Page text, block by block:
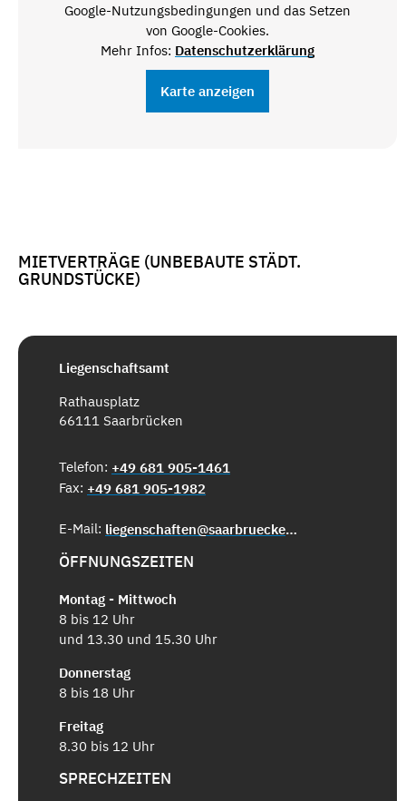
Google-Nutzungsbedingungen und das Setzen
von Google-Cookies.
Mehr Infos: Datenschutzerklärung
Karte anzeigen
MIETVERTRÄGE (UNBEBAUTE STÄDT.
GRUNDSTÜCKE)
Liegenschaftsamt
Rathausplatz
66111 Saarbrücken
Telefon: +49 681 905-1461
Fax: +49 681 905-1982
E-Mail: liegenschaften@saarbruecken.de
ÖFFNUNGSZEITEN
Montag - Mittwoch
8 bis 12 Uhr
und 13.30 und 15.30 Uhr
Donnerstag
8 bis 18 Uhr
Freitag
8.30 bis 12 Uhr
SPRECHZEITEN